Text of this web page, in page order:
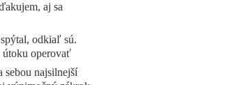
aj sa
odkiaľ sú.
útoku operovať
sebou najsilnejší